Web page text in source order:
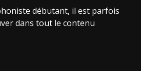
débutant, il est parfois
dans tout le contenu